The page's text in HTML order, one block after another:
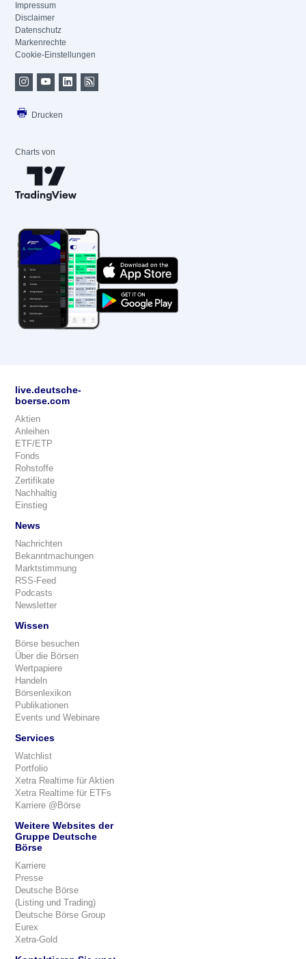
Impressum
Disclaimer
Datenschutz
Markenrechte
Cookie-Einstellungen
Drucken
Charts von
live.deutsche-
boerse.com
Aktien
Anleihen
ETF/ETP
Fonds
Rohstoffe
Zertifikate
Nachhaltig
Einstieg
News
Nachrichten
Bekanntmachungen
Marktstimmung
RSS-Feed
Podcasts
Newsletter
Wissen
Börse besuchen
Über die Börsen
Wertpapiere
Handeln
Börsenlexikon
Publikationen
Events und Webinare
Services
Watchlist
Portfolio
Xetra Realtime für Aktien
Xetra Realtime für ETFs
Karriere @Börse
Weitere Websites der
Gruppe Deutsche
Börse
Karriere
Presse
Deutsche Börse
(Listing und Trading)
Deutsche Börse Group
Eurex
Xetra-Gold